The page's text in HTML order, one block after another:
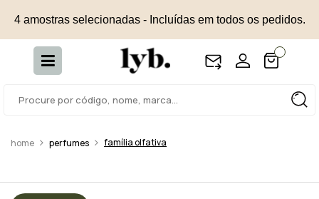
4 amostras selecionadas - Incluídas em todos os pedidos.
perfumes família olfativa